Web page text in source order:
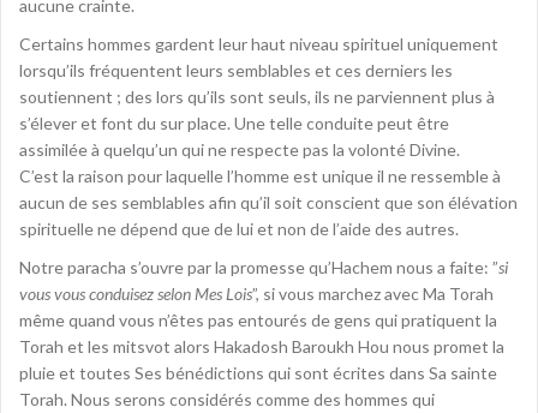
aucune crainte.
Certains hommes gardent leur haut niveau spirituel uniquement
lorsqu’ils fréquentent leurs semblables et ces derniers les
soutiennent ; des lors qu’ils sont seuls, ils ne parviennent plus à
s’élever et font du sur place. Une telle conduite peut être
assimilée à quelqu’un qui ne respecte pas la volonté Divine.
C’est la raison pour laquelle l’homme est unique il ne ressemble à
aucun de ses semblables afin qu’il soit conscient que son élévation
spirituelle ne dépend que de lui et non de l’aide des autres.
Notre paracha s’ouvre par la promesse qu’Hachem nous a faite: ”si
vous vous conduisez selon Mes Lois”, si vous marchez avec Ma Torah
même quand vous n’êtes pas entourés de gens qui pratiquent la
Torah et les mitsvot alors Hakadosh Baroukh Hou nous promet la
pluie et toutes Ses bénédictions qui sont écrites dans Sa sainte
Torah. Nous serons considérés comme des hommes qui